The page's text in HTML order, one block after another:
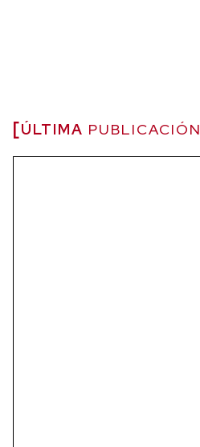
ÚLTIMA PUBLICACIÓN